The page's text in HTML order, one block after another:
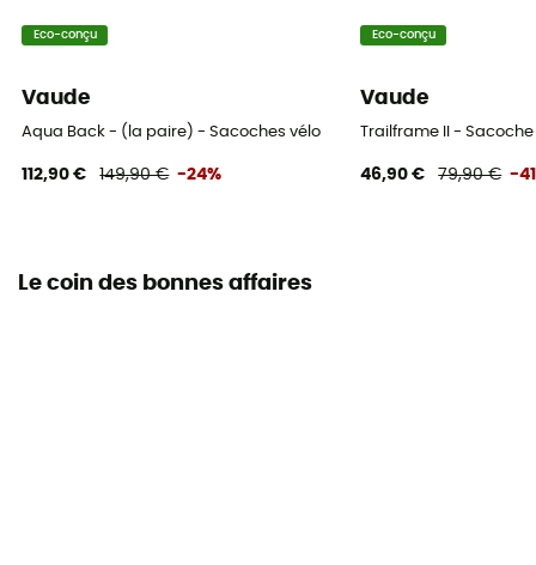
Eco-conçu
Vaude
Aqua Back - (la paire) - Sacoches vélo
112,90 € 149,90 € -24%
Eco-conçu
Vaude
Trailframe II - Sacoche
46,90 € 79,90 € -
Le coin des bonnes affaires